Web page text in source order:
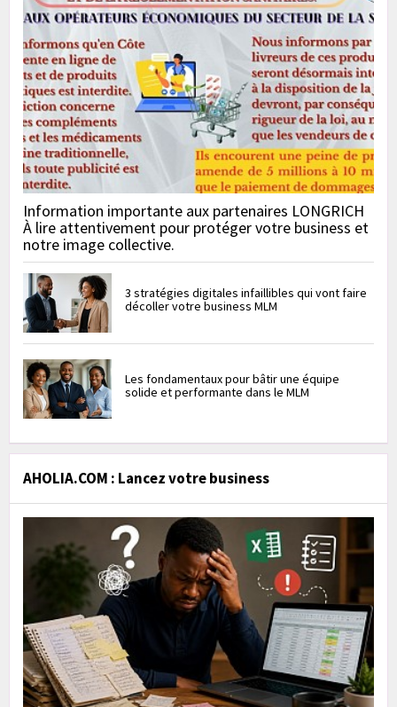
Information importante aux partenaires LONGRICH
À lire attentivement pour protéger votre business et
notre image collective.
3 stratégies digitales infaillibles qui vont faire
décoller votre business MLM
Les fondamentaux pour bâtir une équipe
solide et performante dans le MLM
AHOLIA.COM : Lancez votre business